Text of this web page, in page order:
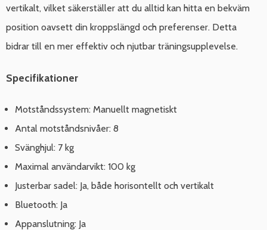
vertikalt, vilket säkerställer att du alltid kan hitta en bekväm
position oavsett din kroppslängd och preferenser. Detta
bidrar till en mer effektiv och njutbar träningsupplevelse.
Specifikationer
Motståndssystem: Manuellt magnetiskt
Antal motståndsnivåer: 8
Svänghjul: 7 kg
Maximal användarvikt: 100 kg
Justerbar sadel: Ja, både horisontellt och vertikalt
Bluetooth: Ja
Appanslutning: Ja